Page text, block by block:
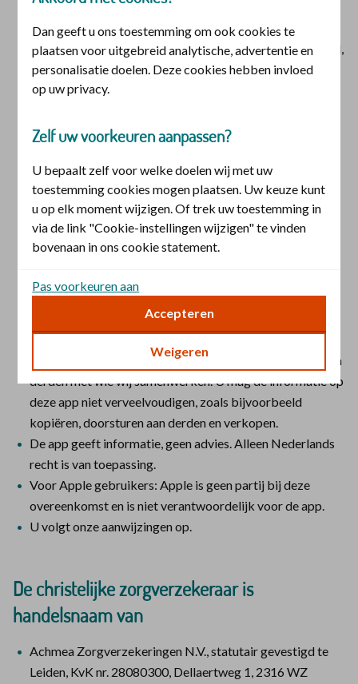
U mag de app gebruiken als u 16 jaar of ouder bent.
Uw inloggegevens (bijvoorbeeld inlognaam, wachtwoord,
pincode) mag u niet aan anderen geven. Vermoed u
misbruik?Meldt
onderzoek doen als wij denken dat u zich hier niet aan
U download de laatste update, zorgt voor goede
apparatuur, verbinding en beveiliging. U verstoort de
werking van de app niet.
Wij mogen de app stoppen en veranderen. De nieuwste
versie is te vinden viaDe christelijke | App
voorwaarden.
De productvoorwaarden van uw verzekering zijn van
Het (intellectueel) eigendom van de app is van ons. Of van
derden met wie wij samenwerken. U mag de informatie op
deze app niet verveelvoudigen, zoals bijvoorbeeld
kopiëren, doorsturen aan derden en verkopen.
De app geeft informatie, geen advies. Alleen Nederlands
recht is van toepassing.
Voor Apple gebruikers: Apple is geen partij bij deze
overeenkomst en is niet verantwoordelijk voor de app.
U volgt onze aanwijzingen op.
De christelijke zorgverzekeraar is
handelsnaam van
Achmea Zorgverzekeringen N.V., statutair gevestigd te
Leiden, KvK nr. 28080300, Dellaertweg 1, 2316 WZ
Dan geeft u ons toestemming om ook cookies te
plaatsen voor uitgebreid analytische, advertentie en
personalisatie doelen. Deze cookies hebben invloed
op uw privacy.
Zelf uw voorkeuren aanpassen?
U bepaalt zelf voor welke doelen wij met uw
toestemming cookies mogen plaatsen. Uw keuze kunt
u op elk moment wijzigen. Of trek uw toestemming in
via de link "Cookie-instellingen wijzigen" te vinden
bovenaan in ons cookie statement.
Pas voorkeuren aan
Accepteren
Weigeren